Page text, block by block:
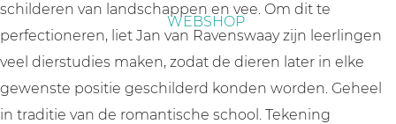
WEBSHOP
schilderen van landschappen en vee. Om dit te
perfectioneren, liet Jan van Ravenswaay zijn leerlingen
veel dierstudies maken, zodat de dieren later in elke
gewenste positie geschilderd konden worden. Geheel
in traditie van de romantische school. Tekening